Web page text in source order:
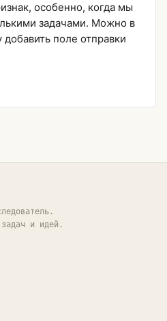
особенно, когда мы
задачами. Можно в
поле отправки
задач и идей.